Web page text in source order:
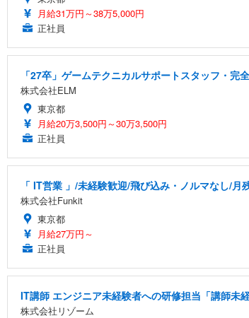
月給31万円～38万5,000円
正社員
「27卒」ゲームテクニカルサポートスタッフ・
株式会社ELM
東京都
月給20万3,500円～30万3,500円
正社員
「 IT営業 」/未経験歓迎/飛び込み・ノルマなし/
株式会社Funkit
東京都
月給27万円～
正社員
IT講師 エンジニア未経験者への研修担当「講師未
株式会社リゾーム